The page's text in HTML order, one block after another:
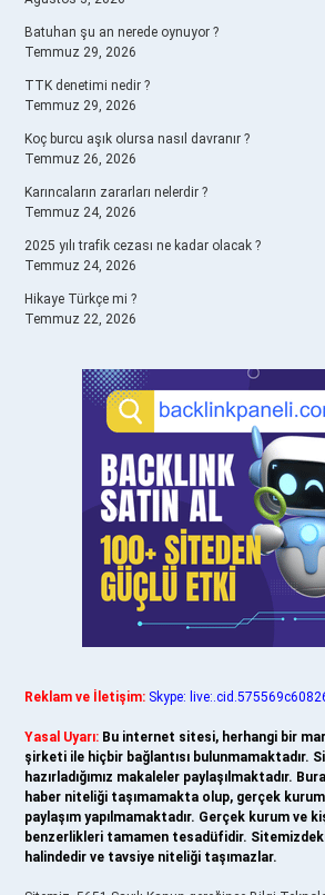
Batuhan şu an nerede oynuyor ?
Temmuz 29, 2026
TTK denetimi nedir ?
Temmuz 29, 2026
Koç burcu aşık olursa nasıl davranır ?
Temmuz 26, 2026
Karıncaların zararları nelerdir ?
Temmuz 24, 2026
2025 yılı trafik cezası ne kadar olacak ?
Temmuz 24, 2026
Hikaye Türkçe mi ?
Temmuz 22, 2026
Reklam ve İletişim: Skype:
Yasal Uyarı: Bu internet sitesi, herhangi bir
şirketi ile hiçbir bağlantısı bulunmamaktadır.
hazırladığımız makaleler paylaşılmaktadır.
haber niteliği taşımamakta olup, gerçek
paylaşım yapılmamaktadır. Gerçek kurum ve
benzerlikleri tamamen tesadüfidir.
halindedir ve tavsiye niteliği taşımazlar.